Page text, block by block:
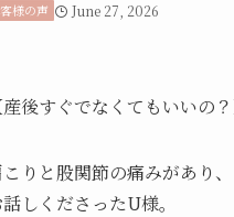
様の声 June 27, 2026
産後すぐでなくてもいいの？
こりと股関節の痛みがあり
しくださったU様。